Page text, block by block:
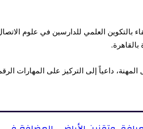
بالتكوين العلمي للدارسين في علوم
بالقاهرة.
داعياً إلى التركيز على المهارات